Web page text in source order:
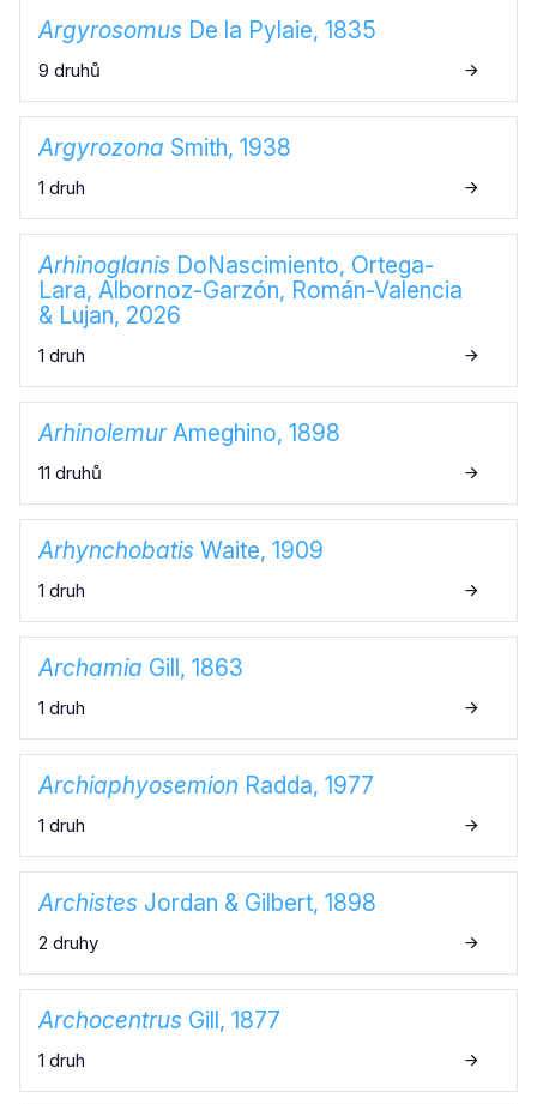
Argyrosomus De la Pylaie, 1835
9 druhů
Argyrozona Smith, 1938
1 druh
Arhinoglanis DoNascimiento, Ortega-
Lara, Albornoz-Garzón, Román-Valencia
& Lujan, 2026
1 druh
ArhinolemurAmeghino, 1898
11 druhů
Arhynchobatis Waite, 1909
1 druh
Archamia Gill, 1863
1 druh
Archiaphyosemion Radda, 1977
1 druh
Archistes Jordan & Gilbert, 1898
2 druhy
Archocentrus Gill, 1877
1 druh